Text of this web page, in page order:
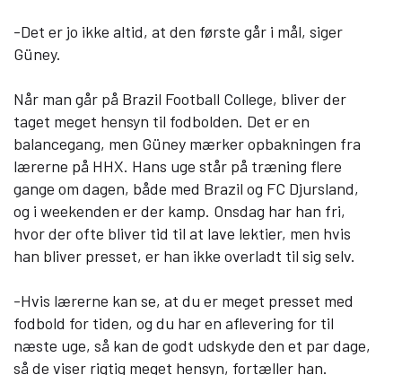
-Det er jo ikke altid, at den første går i mål, siger
Güney.
Når man går på Brazil Football College, bliver der
taget meget hensyn til fodbolden. Det er en
balancegang, men Güney mærker opbakningen fra
lærerne på HHX. Hans uge står på træning flere
gange om dagen, både med Brazil og FC Djursland,
og i weekenden er der kamp. Onsdag har han fri,
hvor der ofte bliver tid til at lave lektier, men hvis
han bliver presset, er han ikke overladt til sig selv.
-Hvis lærerne kan se, at du er meget presset med
fodbold for tiden, og du har en aflevering for til
næste uge, så kan de godt udskyde den et par dage,
så de viser rigtig meget hensyn, fortæller han.